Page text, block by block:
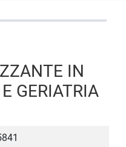
IN
GERIATRIA